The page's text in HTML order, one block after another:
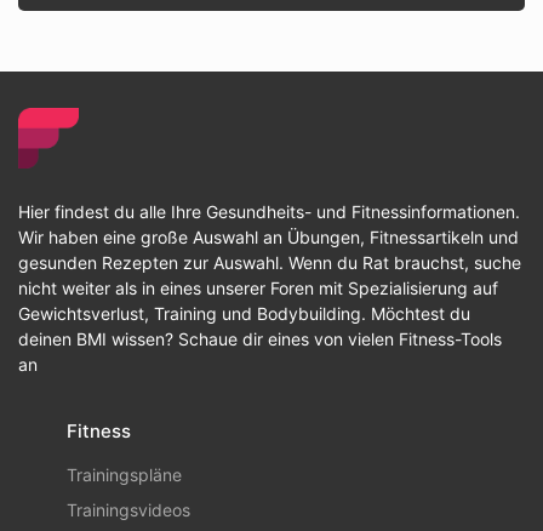
Hier findest du alle Ihre Gesundheits- und Fitnessinformationen.
Wir haben eine große Auswahl an Übungen, Fitnessartikeln und
gesunden Rezepten zur Auswahl. Wenn du Rat brauchst, suche
nicht weiter als in eines unserer Foren mit Spezialisierung auf
Gewichtsverlust, Training und Bodybuilding. Möchtest du
deinen BMI wissen? Schaue dir eines von vielen Fitness-Tools
an
Fitness
Trainingspläne
Trainingsvideos